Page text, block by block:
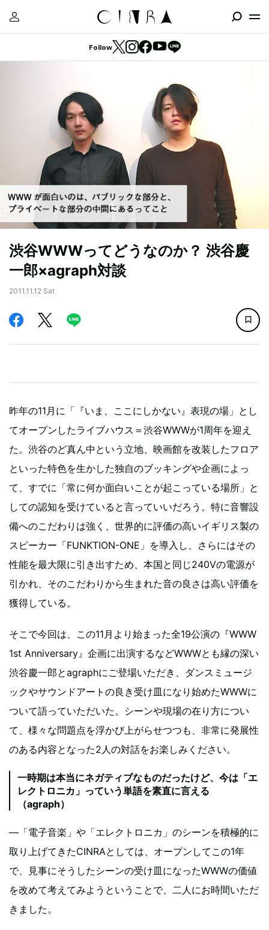
Follow
渋谷WWWってどうなのか？ 渋谷慶
一郎×agraph対談
2011.11.12 Sat
昨年の11月に「『いま、ここにしかない』表現の場」とし
てオープンしたライブハウス＝渋谷WWWが1周年を迎え
た。渋谷のど真ん中という立地、映画館を改装したフロア
といった特色を生かした独自のブッキングや企画によっ
て、すでに「常に何か面白いことが起こっている場所」と
しての認知を受けていると言っていいだろう。特に音響設
備へのこだわりは強く、世界的に評価の高いイギリス製の
スピーカー「FUNKTION-ONE」を導入し、さらにはその
性能を最大限に引き出すため、本国と同じ240Vの電源が
引かれ、そのこだわりから生まれた音の良さは高い評価を
獲得している。
そこで今回は、この11月より始まった全19公演の『WWW
1st Anniversary』企画に出演するなどWWWとも縁の深い
渋谷慶一郎とagraphにご登場いただき、ダンスミュージ
ックやサウンドアートの良き受け皿になり始めたWWWに
ついて語っていただいた。シーンや現場の在り方につい
て、様々な問題点を浮かび上がらせつつも、非常に発展性
のある内容となった2人の対話をお楽しみください。
一時期は本当にネガティブなものだったけど、今は「エ
レクトロニカ」っていう単語を素直に言える
（agraph）
―「電子音楽」や「エレクトロニカ」のシーンを積極的に
取り上げてきたCINRAとしては、オープンしてこの1年
で、見事にそうしたシーンの受け皿になったWWWの価値
を改めて考えてみようということで、二人にお時間いただ
きました。